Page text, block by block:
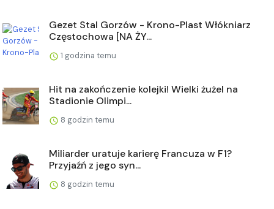
Gezet Stal Gorzów - Krono-Plast Włókniarz
Częstochowa [NA ŻY...
1 godzina temu
Hit na zakończenie kolejki! Wielki żużel na
Stadionie Olimpi...
8 godzin temu
Miliarder uratuje karierę Francuza w F1?
Przyjaźń z jego syn...
8 godzin temu